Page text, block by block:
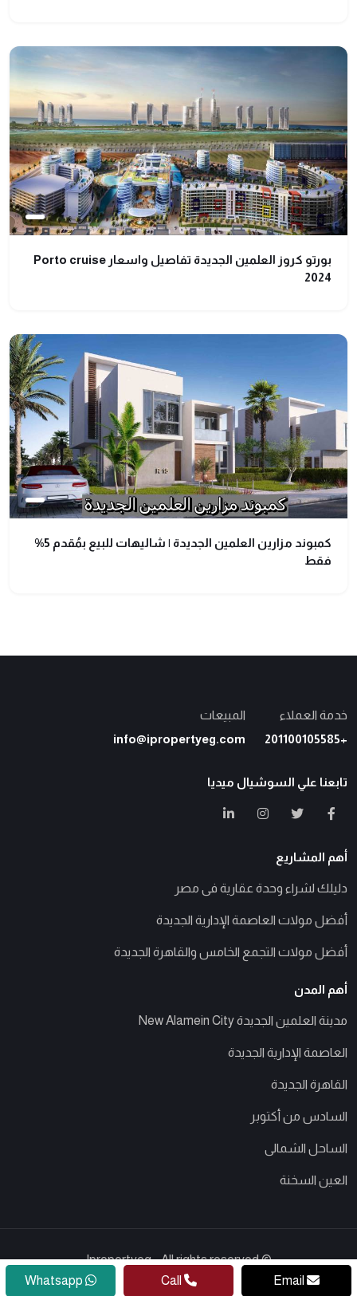
بورتو كروز العلمين الجديدة تفاصيل واسعار Porto cruise
2024
كمبوند مزارين العلمين الجديدة | شاليهات للبيع بمُقدم 5%
فقط
خدمة العملاء
+201100105585
المبيعات
info@ipropertyeg.com
تابعنا علي السوشيال ميديا
أهم المشاريع
دليلك لشراء وحدة عقارية فى مصر
أفضل مولات العاصمة الإدارية الجديدة
أفضل مولات التجمع الخامس والقاهرة الجديدة
أهم المدن
مدينة العلمين الجديدة New Alamein City
العاصمة الإدارية الجديدة
القاهرة الجديدة
السادس من أكتوبر
الساحل الشمالى
العين السخنة
© Ipropertyeg - All rights reserved
Email
Call
Whatsapp